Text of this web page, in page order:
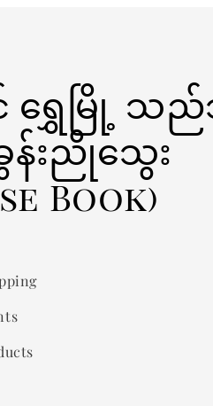
ေမြို့ သ
န်းညိုသွေး
Book)